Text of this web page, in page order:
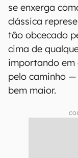
se enxerga
clássica
tão obcecado
cima de
importando em
pelo caminho
bem maior.